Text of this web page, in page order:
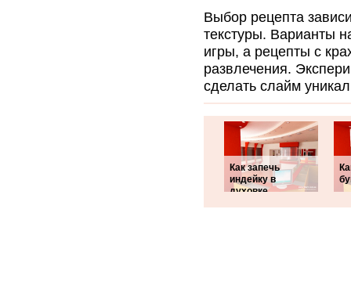
Выбор рецепта
текстуры. Варианты
игры, а рецепты с
развлечения.
сделать слайм
Как запечь
индейку в
духовке